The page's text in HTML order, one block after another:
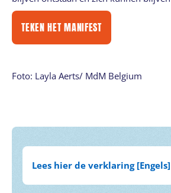
TEKEN HET MANIFEST
Foto: Layla Aerts/ MdM Belgium
Lees hier de verklaring [Engels]